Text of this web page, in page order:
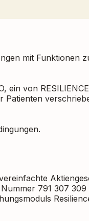
mit Funktionen
ein von
791 307